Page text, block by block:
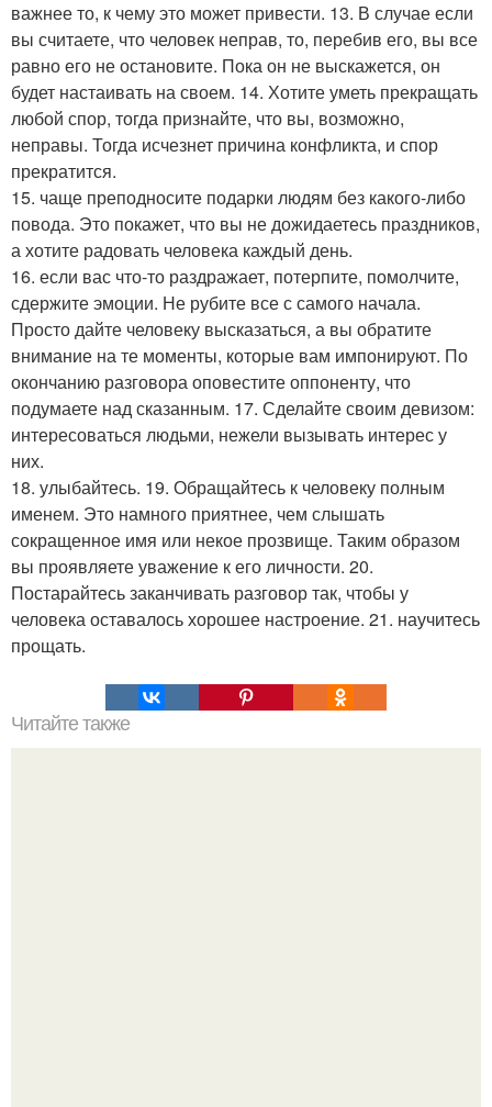
важнее то, к чему это может привести. 13. В случае если
вы считаете, что человек неправ, то, перебив его, вы все
равно его не остановите. Пока он не выскажется, он
будет настаивать на своем. 14. Хотите уметь прекращать
любой спор, тогда признайте, что вы, возможно,
неправы. Тогда исчезнет причина конфликта, и спор
прекратится.
15. чаще преподносите подарки людям без какого-либо
повода. Это покажет, что вы не дожидаетесь праздников,
а хотите радовать человека каждый день.
16. если вас что-то раздражает, потерпите, помолчите,
сдержите эмоции. Не рубите все с самого начала.
Просто дайте человеку высказаться, а вы обратите
внимание на те моменты, которые вам импонируют. По
окончанию разговора оповестите оппоненту, что
подумаете над сказанным. 17. Сделайте своим девизом:
интересоваться людьми, нежели вызывать интерес у
них.
18. улыбайтесь. 19. Обращайтесь к человеку полным
именем. Это намного приятнее, чем слышать
сокращенное имя или некое прозвище. Таким образом
вы проявляете уважение к его личности. 20.
Постарайтесь заканчивать разговор так, чтобы у
человека оставалось хорошее настроение. 21. научитесь
прощать.
Читайте также